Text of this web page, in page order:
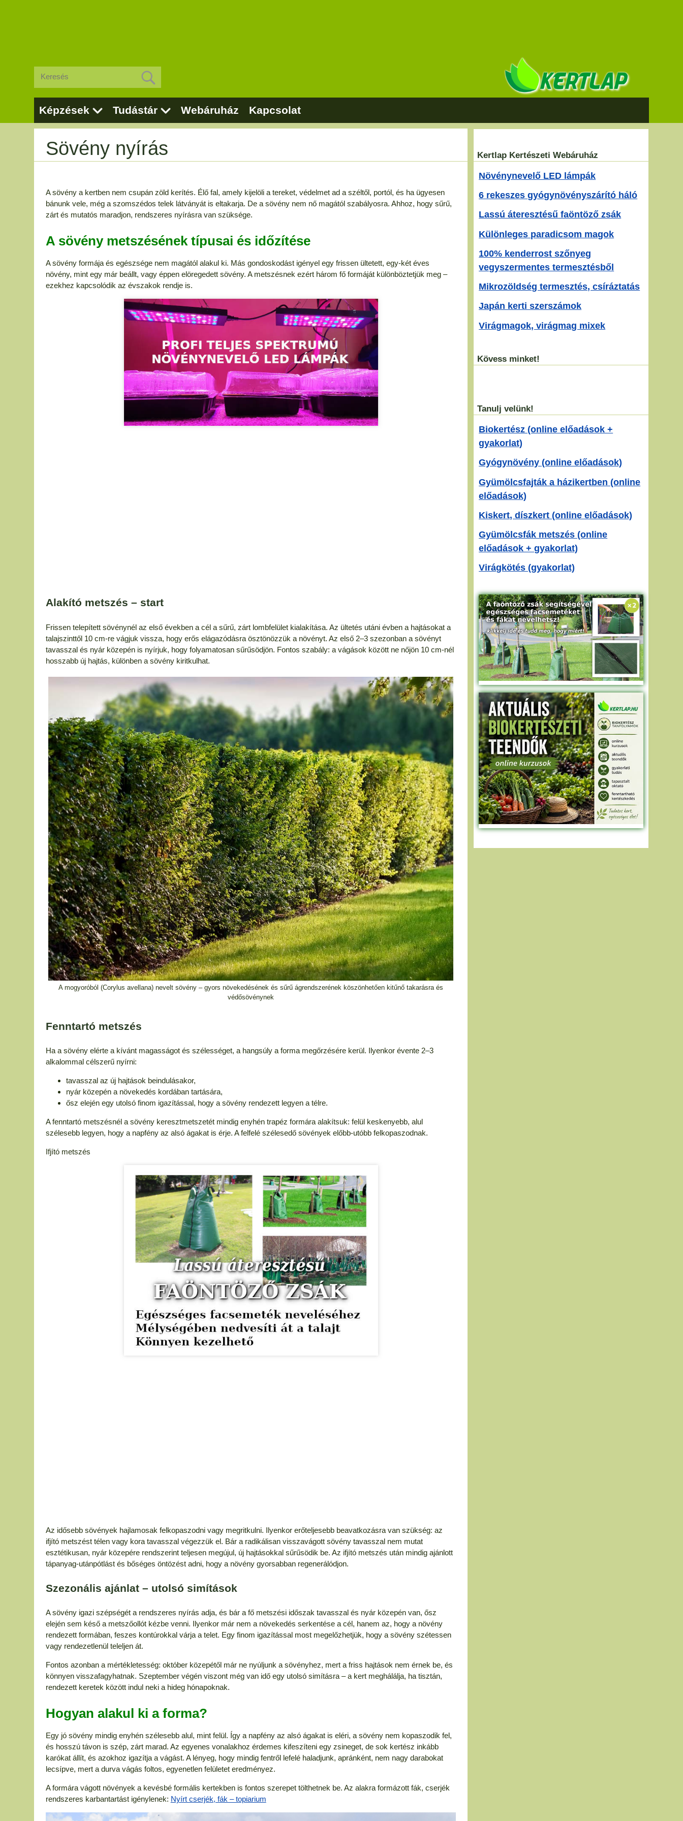
Képzések Tudástár Webáruház Kapcsolat
Sövény nyírás
A sövény a kertben nem csupán zöld kerítés. Élő fal, amely kijelöli a tereket, védelmet ad a széltől, portól, és ha ügyesen
bánunk vele, még a szomszédos telek látványát is eltakarja. De a sövény nem nő magától szabályosra. Ahhoz, hogy sűrű,
zárt és mutatós maradjon, rendszeres nyírásra van szüksége.
A sövény metszésének típusai és időzítése
A sövény formája és egészsége nem magától alakul ki. Más gondoskodást igényel egy frissen ültetett, egy-két éves
növény, mint egy már beállt, vagy éppen elöregedett sövény. A metszésnek ezért három fő formáját különböztetjük meg –
ezekhez kapcsolódik az évszakok rendje is.
Alakító metszés – start
Frissen telepített sövénynél az első években a cél a sűrű, zárt lombfelület kialakítása. Az ültetés utáni évben a hajtásokat a
talajszinttől 10 cm-re vágjuk vissza, hogy erős elágazódásra ösztönözzük a növényt. Az első 2–3 szezonban a sövényt
tavasszal és nyár közepén is nyírjuk, hogy folyamatosan sűrűsödjön. Fontos szabály: a vágások között ne nőjön 10 cm-nél
hosszabb új hajtás, különben a sövény kiritkulhat.
A mogyoróból (Corylus avellana) nevelt sövény – gyors növekedésének és sűrű ágrendszerének köszönhetően kitűnő takarásra és
védősövénynek
Fenntartó metszés
Ha a sövény elérte a kívánt magasságot és szélességet, a hangsúly a forma megőrzésére kerül. Ilyenkor évente 2–3
alkalommal célszerű nyírni:
tavasszal az új hajtások beindulásakor,
nyár közepén a növekedés kordában tartására,
ősz elején egy utolsó finom igazítással, hogy a sövény rendezett legyen a télre.
A fenntartó metszésnél a sövény keresztmetszetét mindig enyhén trapéz formára alakítsuk: felül keskenyebb, alul
szélesebb legyen, hogy a napfény az alsó ágakat is érje. A felfelé szélesedő sövények előbb-utóbb felkopaszodnak.
Ifjító metszés
Az idősebb sövények hajlamosak felkopaszodni vagy megritkulni. Ilyenkor erőteljesebb beavatkozásra van szükség: az
ifjító metszést télen vagy kora tavasszal végezzük el. Bár a radikálisan visszavágott sövény tavasszal nem mutat
esztétikusan, nyár közepére rendszerint teljesen megújul, új hajtásokkal sűrűsödik be. Az ifjító metszés után mindig ajánlott
tápanyag-utánpótlást és bőséges öntözést adni, hogy a növény gyorsabban regenerálódjon.
Szezonális ajánlat – utolsó simítások
A sövény igazi szépségét a rendszeres nyírás adja, és bár a fő metszési időszak tavasszal és nyár közepén van, ősz
elején sem késő a metszőollót kézbe venni. Ilyenkor már nem a növekedés serkentése a cél, hanem az, hogy a növény
rendezett formában, feszes kontúrokkal várja a telet. Egy finom igazítással most megelőzhetjük, hogy a sövény szétessen
vagy rendezetlenül teleljen át.
Fontos azonban a mértékletesség: október közepétől már ne nyúljunk a sövényhez, mert a friss hajtások nem érnek be, és
könnyen visszafagyhatnak. Szeptember végén viszont még van idő egy utolsó simításra – a kert meghálálja, ha tisztán,
rendezett keretek között indul neki a hideg hónapoknak.
Hogyan alakul ki a forma?
Egy jó sövény mindig enyhén szélesebb alul, mint felül. Így a napfény az alsó ágakat is eléri, a sövény nem kopaszodik fel,
és hosszú távon is szép, zárt marad. Az egyenes vonalakhoz érdemes kifeszíteni egy zsineget, de sok kertész inkább
karókat állít, és azokhoz igazítja a vágást. A lényeg, hogy mindig fentről lefelé haladjunk, apránként, nem nagy darabokat
lecsípve, mert a durva vágás foltos, egyenetlen felületet eredményez.
A formára vágott növények a kevésbé formális kertekben is fontos szerepet tölthetnek be. Az alakra formázott fák, cserjék
rendszeres karbantartást igénylenek: Nyírt cserjék, fák – topiarium
Kertlap Kertészeti Webáruház
Növénynevelő LED lámpák
6 rekeszes gyógynövényszárító háló
Lassú áteresztésű faöntöző zsák
Különleges paradicsom magok
100% kenderrost szőnyeg
vegyszermentes termesztésből
Mikrozöldség termesztés, csíráztatás
Japán kerti szerszámok
Virágmagok, virágmag mixek
Kövess minket!
Tanulj velünk!
Biokertész (online előadások +
gyakorlat)
Gyógynövény (online előadások)
Gyümölcsfajták a házikertben (online
előadások)
Kiskert, díszkert (online előadások)
Gyümölcsfák metszés (online
előadások + gyakorlat)
Virágkötés (gyakorlat)